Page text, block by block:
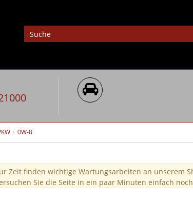
› 0W-8
Zeit finden wichtige Wartungsarbeiten an unserem
Sie die Seite in ein paar Minuten einfach